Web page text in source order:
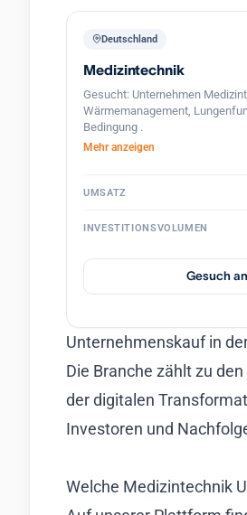
Deutschland
Medizintechnik
Gesucht: Unternehmen
Wärmemanagement,
Bedingung .
Mehr anzeigen
UMSATZ
INVESTITIONSVOLUMEN
Gesuch
Unternehmenskauf in
Die Branche zählt zu
der digitalen
Investoren und
Welche Medizintechnik